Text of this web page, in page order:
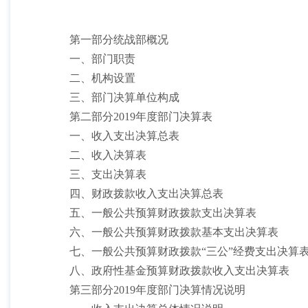
第一部分统战部概况
一、部门职责
二、机构设置
三、部门决算单位构成
第二部分2019年度部门决算表
一、收入支出决算总表
二、收入决算表
三、支出决算表
四、财政拨款收入支出决算总表
五、一般公共预算财政拨款支出决算表
六、一般公共预算财政拨款基本支出决算表
七、一般公共预算财政拨款“三公”经费支出决算
八、政府性基金预算财政拨款收入支出决算表
第三部分2019年度部门决算情况说明